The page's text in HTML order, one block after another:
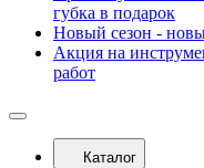
губка в подарок
Новый сезон -
Акция на
работ
Каталог